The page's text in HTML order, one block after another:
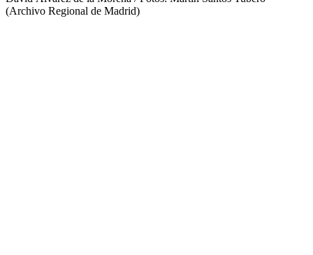
(Archivo Regional de Madrid)